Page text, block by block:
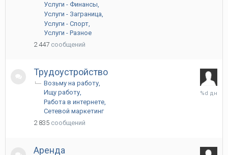
Услуги - Финансы
Услуги - Заграница
Услуги - Спорт
Услуги - Разное
2 447 сообщений
Трудоустройство
Возьму на работу
Ищу работу
Работа в интернете
Сетевой маркетинг
2 835 сообщений
Вчера
Аренда